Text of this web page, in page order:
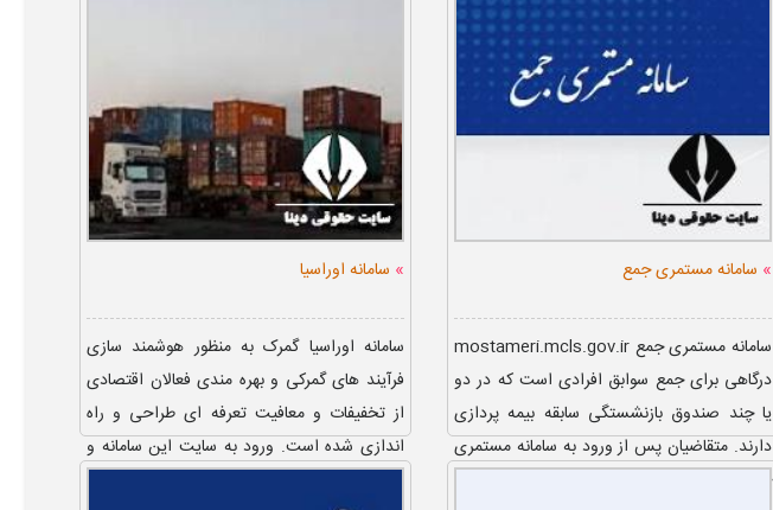
» سامانه مستمری جمع
سامانه مستمری جمع mostameri.mcls.gov.ir
درگاهی برای جمع سوابق افرادی است که در دو
یا چند صندوق بازنشستگی سابقه بیمه پردازی
دارند. متقاضیان پس از ورود به سامانه مستمری
» سامانه اوراسیا
سامانه اوراسیا گمرک به منظور هوشمند سازی
فرآیند های گمرکی و بهره‌ مندی فعالان اقتصادی
از تخفیفات و معافیت تعرفه ای طراحی و راه‌
اندازی شده است. ورود به سایت این سامانه و